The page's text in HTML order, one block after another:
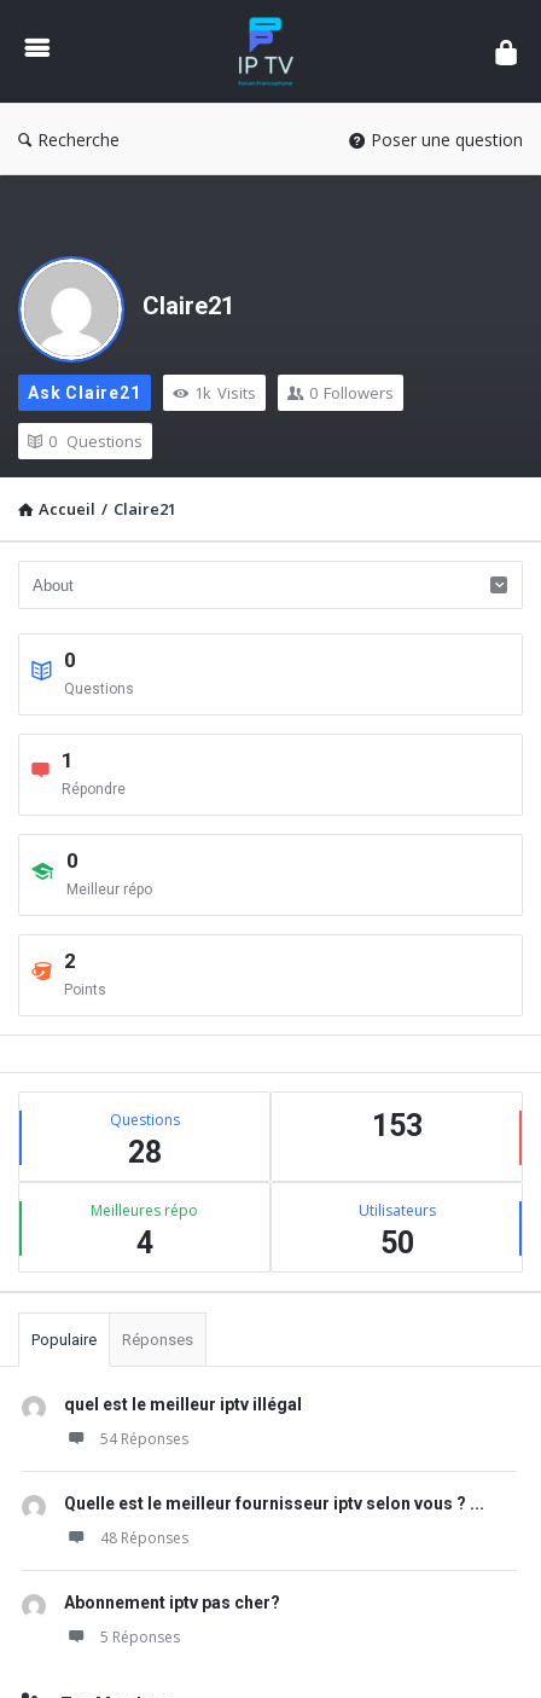
Forum
IPTV
France
Recherche Poser une question
Claire21
Ask Claire21 1k Visits 0 Followers
0 Questions
Accueil / Claire21
0
Questions
1
Répondre
0
Meilleur répo
2
Points
Barre
latérale
Stats Questions
28
153
Meilleures répo
4
Utilisateurs
50
Populaire Réponses
quel est le meilleur iptv illégal
54 Réponses
Quelle est le meilleur fournisseur iptv selon vous ? ...
48 Réponses
Abonnement iptv pas cher?
5 Réponses